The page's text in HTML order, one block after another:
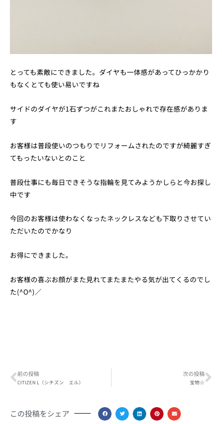
とっても素敵にできました。ダイヤも一体感があってひっかかり
もなくとても使い易いですね
サイドのダイヤが1石ずつがこれまたおしゃれで存在感がありま
す
お客様は普段使いのつもりでリフォームされたのですが綺麗すぎ
てもったいないとのこと
普段仕事にも毎日できそうな指輪を見てみようかしらと今お探し
中です
今回のお客様は使わなくなったネックレスなども下取りさせてい
ただいたのでかなり
お得にできました。
お客様の喜ぶお顔がまた見れてまたまたやる気が出てくるのでし
た(^O^)／
Prev
前の投稿
CITIZEN L（シチズン エル）
次の投稿
宝物☆
この投稿をシェア